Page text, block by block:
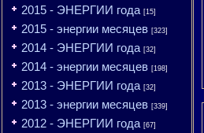
2015 - ЭНЕРГИИ года [15]
2015 - энергии месяцев [323]
2014 - ЭНЕРГИИ года [32]
2014 - энергии месяцев [198]
2013 - ЭНЕРГИИ года [32]
2013 - энергии месяцев [339]
2012 - ЭНЕРГИИ года [67]